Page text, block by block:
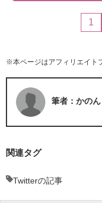
1
※本ページはアフィリエイト
筆者：かのん
関連タグ
Twitterの記事